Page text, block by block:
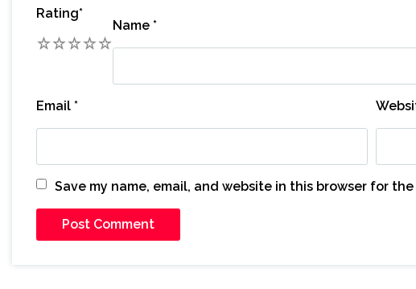
Rating*
5
4
3
2
Name *
Email *
Save my name, email, and website in this browser for